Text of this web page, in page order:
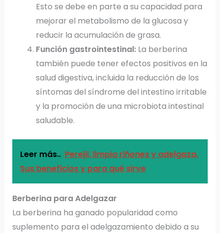
Esto se debe en parte a su capacidad para
mejorar el metabolismo de la glucosa y
reducir la acumulación de grasa.
Función gastrointestinal:La berberina
también puede tener efectos positivos en la
salud digestiva, incluida la reducción de los
síntomas del síndrome del intestino irritable
y la promoción de una microbiota intestinal
saludable.
Leer más.. Perejil, limpia riñones y adelgaza.
Sus beneficios y para qué sirve
Berberina para Adelgazar
La berberina ha ganado popularidad como
suplemento para el adelgazamiento debido a su